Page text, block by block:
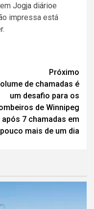
Jogja diárioe
impressa está
.
Próximo
de chamadas é
um desafio para os
de Winnipeg
após 7 chamadas em
pouco mais de um dia